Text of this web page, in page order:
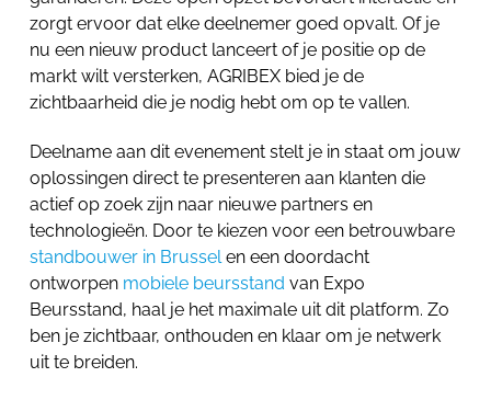
zorgt ervoor dat elke deelnemer goed opvalt. Of je
nu een nieuw product lanceert of je positie op de
markt wilt versterken, AGRIBEX bied je de
zichtbaarheid die je nodig hebt om op te vallen.
Deelname aan dit evenement stelt je in staat om jouw
oplossingen direct te presenteren aan klanten die
actief op zoek zijn naar nieuwe partners en
technologieën. Door te kiezen voor een betrouwbare
standbouwer in Brusselen een doordacht
ontworpen mobiele beursstand van Expo
Beursstand, haal je het maximale uit dit platform. Zo
ben je zichtbaar, onthouden en klaar om je netwerk
uit te breiden.